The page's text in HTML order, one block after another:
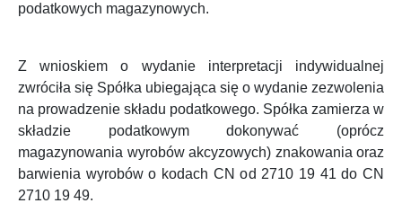
podatkowych magazynowych.
Z wnioskiem o wydanie interpretacji indywidualnej
zwróciła się Spółka ubiegająca się o wydanie zezwolenia
na prowadzenie składu podatkowego. Spółka zamierza w
składzie podatkowym dokonywać (oprócz
magazynowania wyrobów akcyzowych) znakowania oraz
barwienia wyrobów o kodach CN od 2710 19 41 do CN
2710 19 49.